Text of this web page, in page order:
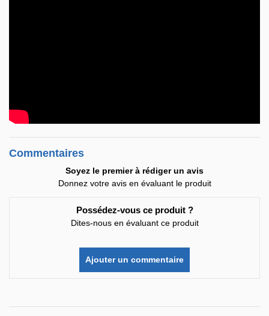
Commentaires
Soyez le premier à rédiger un avis
Donnez votre avis en évaluant le produit
Possédez-vous ce produit ?
Dites-nous en évaluant ce produit
Ajouter un commentaire